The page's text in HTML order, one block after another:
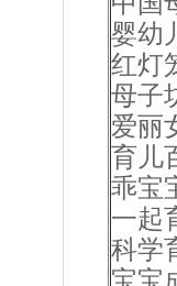
婴幼
红灯
母子
爱丽
育儿
乖宝
一起
科学
宝宝